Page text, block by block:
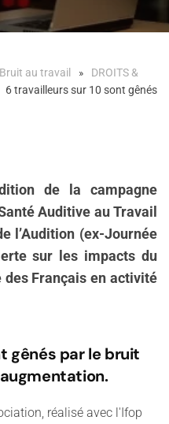
Bruit au travail
DROITS &
6 travailleurs sur 10 sont gênés
de la campagne
Auditive au Travail
l’Audition (ex-Journée
sur les impacts du
Français en activité
gênés par le bruit
réalisé avec l'Ifop